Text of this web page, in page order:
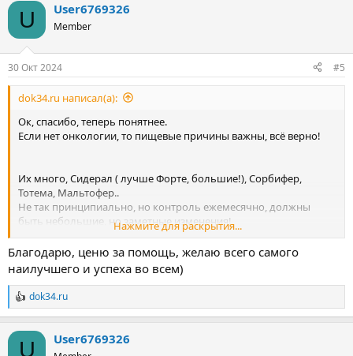
U User6769326
Member
30 Окт 2024 #5
dok34.ru написал(а):
Ок, спасибо, теперь понятнее.
Если нет онкологии, то пищевые причины важны, всё верно!
Их много, Сидерал ( лучше Форте, большие!), Сорбифер,
Тотема, Мальтофер..
Не так принципиально, но контроль ежемесячно, должны
быть небольшие, но заметные изменения!
Минус у всех - могут давать запоры, то есть необходимо
планово запоры профилактировать!!
Нажмите для раскрытия...
Благодарю, ценю за помощь, желаю всего самого
наилучшего и успеха во всем)
Р
е
dok34.ru
U User6769326